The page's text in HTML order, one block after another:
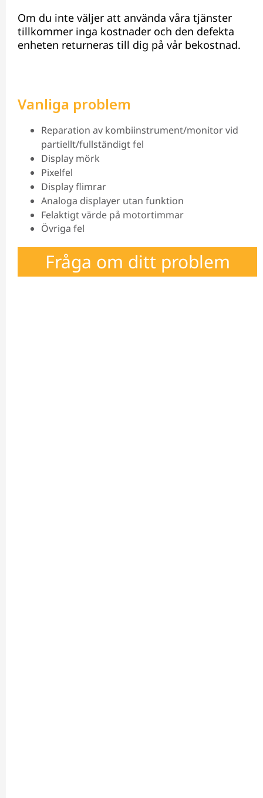
Om du inte väljer att använda våra tjänster
tillkommer inga kostnader och den defekta
enheten returneras till dig på vår bekostnad.
Vanliga problem
Reparation av kombiinstrument/monitor vid
partiellt/fullständigt fel
Display mörk
Pixelfel
Display flimrar
Analoga displayer utan funktion
Felaktigt värde på motortimmar
Övriga fel
Fråga om ditt problem